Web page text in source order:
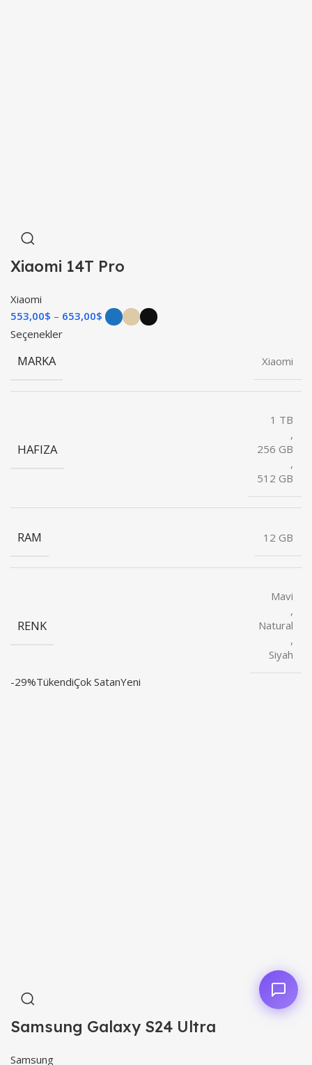
Xiaomi 14T Pro
Xiaomi
553,00$ 653,00$
Seçenekler
MARKA Xiaomi
HAFIZA
1 TB
,
256 GB
,
512 GB
RAM 12 GB
RENK
Mavi
,
Natural
,
Siyah
-29%TükendiÇok SatanYeni
Samsung Galaxy S24 Ultra
Samsung